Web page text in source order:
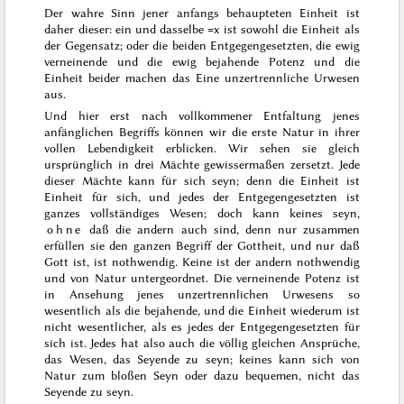
Der wahre Sinn jener anfangs behaupteten Einheit ist
daher dieser: ein und dasselbe =x ist sowohl die Einheit als
der Gegensatz; oder die beiden Entgegengesetzten, die ewig
verneinende und die ewig bejahende Potenz und die
Einheit beider machen das Eine unzertrennliche Urwesen
aus.
Und hier erst nach vollkommener Entfaltung jenes
anfänglichen Begriffs können wir die erste Natur in ihrer
vollen Lebendigkeit erblicken. Wir sehen sie gleich
ursprünglich in drei Mächte gewissermaßen zersetzt. Jede
dieser Mächte kann für sich seyn; denn die Einheit ist
Einheit für sich, und jedes der Entgegengesetzten ist
ganzes vollständiges Wesen; doch kann keines seyn,
ohne
daß die andern auch sind, denn nur zusammen
erfüllen sie den ganzen Begriff der Gottheit, und nur daß
Gott ist, ist nothwendig. Keine ist der andern nothwendig
und von Natur untergeordnet. Die verneinende Potenz ist
in Ansehung jenes unzertrennlichen Urwesens so
wesentlich als die bejahende, und die Einheit wiederum ist
nicht wesentlicher, als es jedes der Entgegengesetzten für
sich ist. Jedes hat also auch die völlig gleichen Ansprüche,
das Wesen, das Seyende zu seyn; keines kann sich von
Natur zum bloßen Seyn oder dazu bequemen, nicht das
Seyende zu seyn.